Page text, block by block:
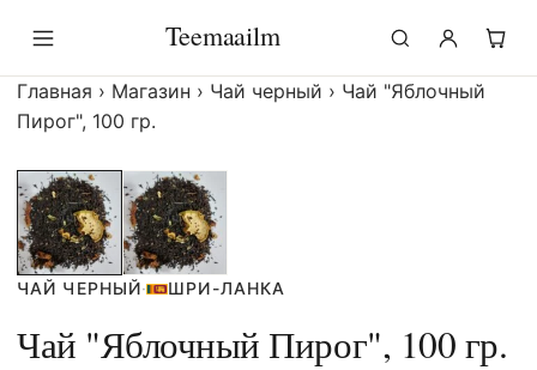
содержимому
Teemaailm
Главная › Магазин › Чай черный › Чай "Яблочный
Пирог", 100 гр.
ЧАЙ ЧЕРНЫЙ· ШРИ-ЛАНКА
Чай "Яблочный Пирог", 100 гр.